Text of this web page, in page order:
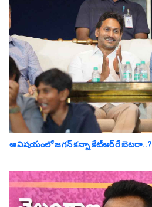
ఆ విష‌యంలో జ‌గ‌న్ క‌న్నా కేటీఆర్‌రే బెట‌రా..?